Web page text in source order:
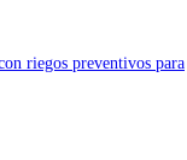
riegos preventivos para